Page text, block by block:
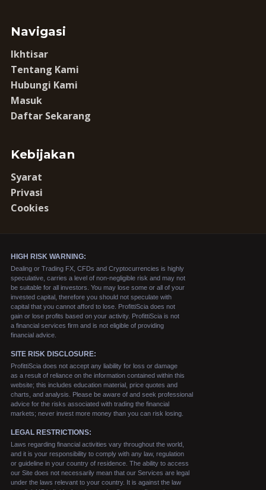
Navigasi
Ikhtisar
Tentang Kami
Hubungi Kami
Masuk
Daftar Sekarang
Kebijakan
Syarat
Privasi
Cookies